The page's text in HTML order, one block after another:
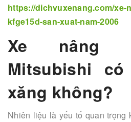
https://dichvuxenang.com/xe-
kfge15d-san-xuat-nam-2006
Xe nâng
Mitsubishi
xăng không?
Nhiên liệu là yếu tố quan trọng